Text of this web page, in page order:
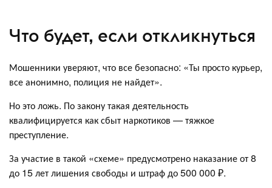
Что будет, если откликнуться
Мошенники уверяют, что все безопасно: «Ты просто курьер,
все анонимно, полиция не найдет».
Но это ложь. По закону такая деятельность
квалифицируется как сбыт наркотиков — тяжкое
преступление.
За участие в такой «схеме» предусмотрено наказание от 8
до 15 лет лишения свободы и штраф до 500 000 ₽.